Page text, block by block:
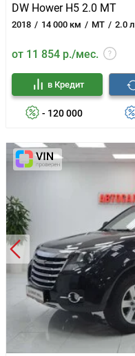
DW Hower H5 2.0 MT
2018 14 000 км MT 2.0 л
от 11 854 р./мес.
- 120 000
в Кредит